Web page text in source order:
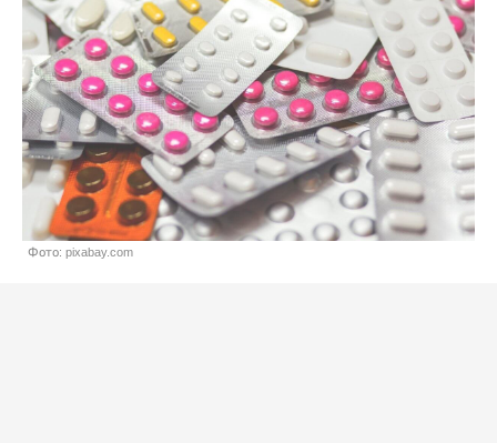
Фото: pixabay.com